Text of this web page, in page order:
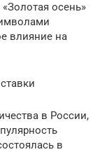
осень»
влияние на
в России,
в